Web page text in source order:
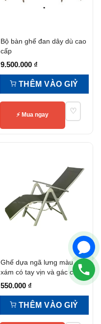
Bộ bàn ghế đan dây dù cao
cấp
9.500.000 ₫
THÊM VÀO GIỶ
⚡ Mua ngay ♡
Ghế dựa ngã lưng màu
xám có tay vịn và gác chân
550.000 ₫
THÊM VÀO GIỶ